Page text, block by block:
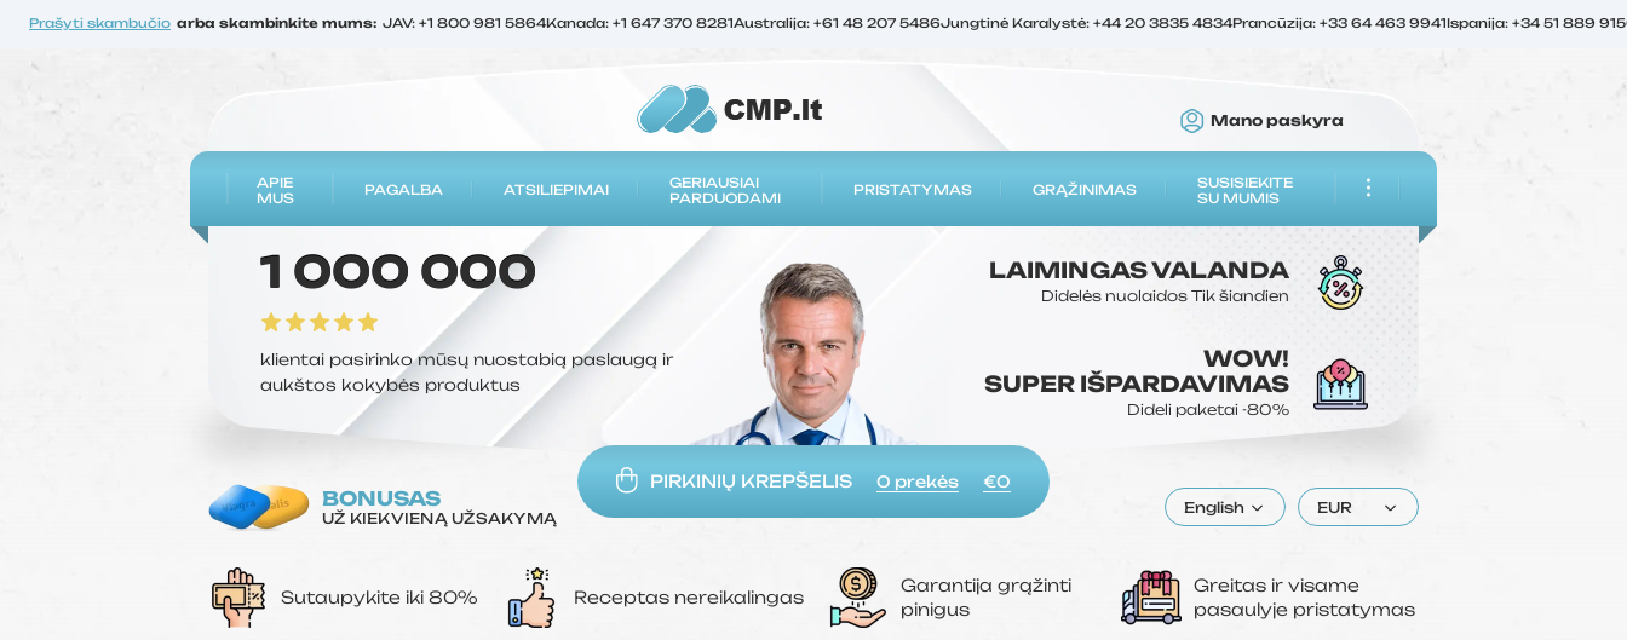
Prašyti skambučio arba skambinkite mums: JAV: +1 800 981 5864Kanada: +1 647 370 8281Australija: +61 48 207 5486Jungtinė Karalystė: +44 20 3835 4834Prancūzija: +33 64 463 9941Ispanija: +34 51 889
Mano paskyra
APIE
MUS
PAGALBA ATSILIEPIMAI
GERIAUSIAI
PARDUODAMI
PRISTATYMAS GRĄŽINIMAS
SUSISIEKITE
SU MUMIS
1 000 000
klientai pasirinko mūsų nuostabią paslaugą ir
aukštos kokybės produktus
LAIMINGASVALANDA
Didelės nuolaidos Tik šiandien
WOW!
SUPER IŠPARDAVIMAS
Dideli paketai -80%
PIRKINIŲ KREPŠELIS 0 prekės €0
BONUSAS
UŽ KIEKVIENĄ UŽSAKYMĄ
English EUR
Sutaupykite iki 80% Receptas nereikalingas
Garantija grąžinti
pinigus
Greitas ir visame
pasaulyje pristatymas